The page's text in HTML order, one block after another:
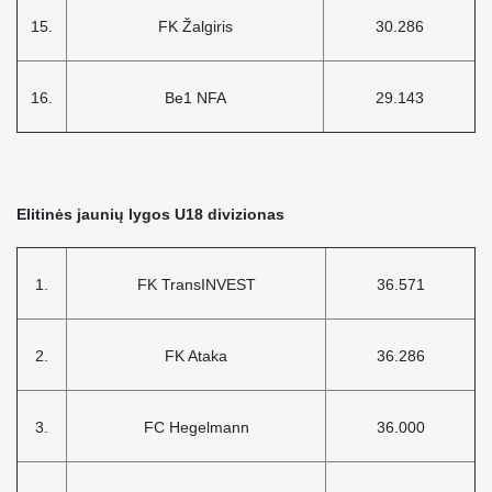
15. FK Žalgiris 30.286
16. Be1 NFA 29.143
Elitinės jaunių lygos U18 divizionas
1. FK TransINVEST 36.571
2. FK Ataka 36.286
3. FC Hegelmann 36.000